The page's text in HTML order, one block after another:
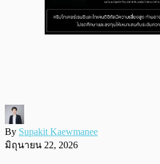
By Supakit Kaewmanee
มิถุนายน 22, 2026